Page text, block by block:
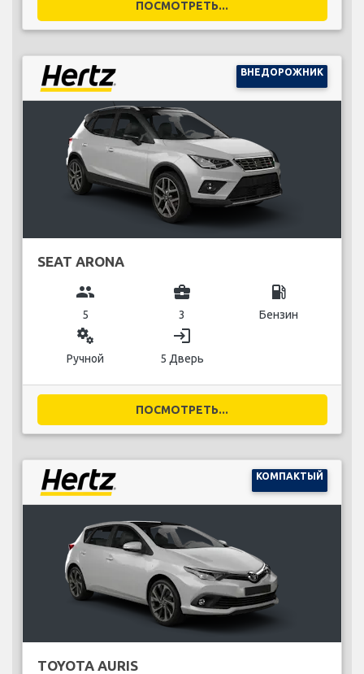
ПОСМОТРЕТЬ...
ВНЕДОРОЖНИК
SEAT ARONA
group
5
business_center
3
local_gas_station
Бензин
miscellaneous_services
Ручной
login
5 Дверь
ПОСМОТРЕТЬ...
КОМПАКТЫЙ
TOYOTA AURIS